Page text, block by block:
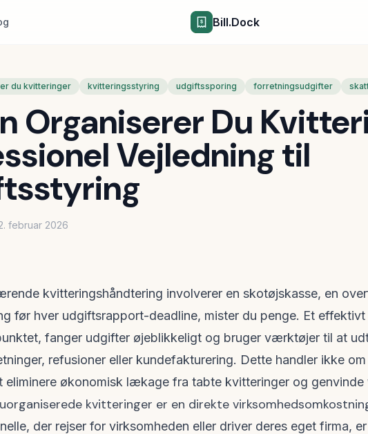
Bill.Dock
du kvitteringer kvitteringsstyring udgiftssporing forretningsudgifter
Organiserer Du
Vejledning til
februar 2026
kvitteringshåndtering involverer en skotøjskasse, en
før hver udgiftsrapport-deadline, mister du penge. Et
fanger udgifter øjeblikkeligt og bruger værktøjer til at
refusioner eller kundefakturering. Dette handler ikke
eliminere økonomisk lækage fra tabte kvitteringer og
kvitteringer er en direkte
der rejser for virksomheden eller driver deres eget firma,